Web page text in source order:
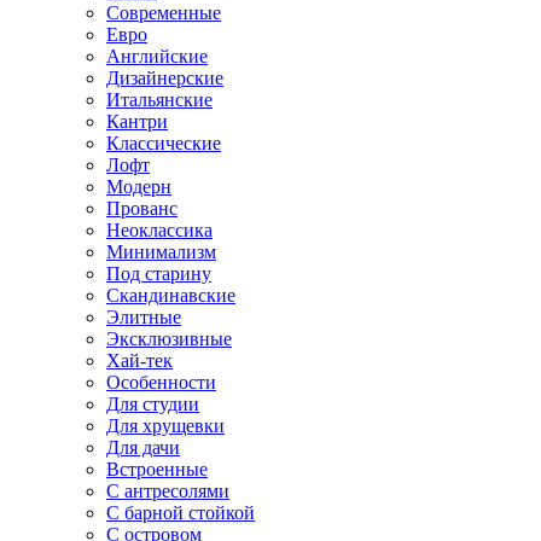
Современные
Евро
Английские
Дизайнерские
Итальянские
Кантри
Классические
Лофт
Модерн
Прованс
Неоклассика
Минимализм
Под старину
Скандинавские
Элитные
Эксклюзивные
Хай-тек
Особенности
Для студии
Для хрущевки
Для дачи
Встроенные
С антресолями
С барной стойкой
С островом